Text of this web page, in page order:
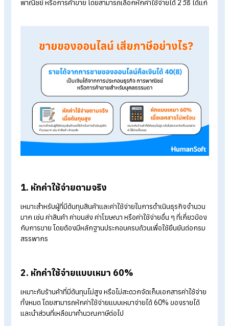
ขายของออนไลน์ต้องยื่นภาษีไหม?
ขายของออนไลน์ต้องเสียภาษีอย่างไร?
ขายของออนไลน์ ต้องยื่นภาษีเมื่อไหร่?
ใครบ้างต้องยื่น ภ.ง.ด. 94
ขั้นตอนการเตรียมตัวก่อนยื่นภาษีสำหรับผู้ขายออนไลน์
สรุปขายของออนไลน์ ต้องเสียภาษียังไง เมื่อไร?
ขายของออนไลน์ต้องเสียภาษีอย่างไร?
สำหรับพ่อค้าแม่ค้า บุคคลธรรมดาที่ขายสินค้าออนไลน์ รายได้จะถู
เป็นเงินได้ตามมาตรา 40(8) ซึ่งเป็นเงินได้จากการประกอบธุรกิจ